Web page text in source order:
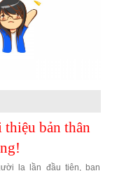
bản thân
lạ lần đầu tiên, bạn